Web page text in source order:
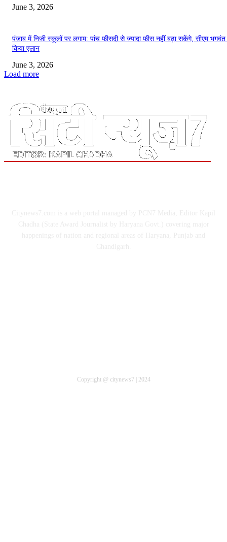
June 3, 2026
पंजाब में निजी स्कूलों पर लगाम: पांच फीसदी से ज्यादा फीस नहीं बढ़ा सकेंगे, सीएम भगवंत
किया एलान
June 3, 2026
Load more
Copyright @ citynews7 | 2024